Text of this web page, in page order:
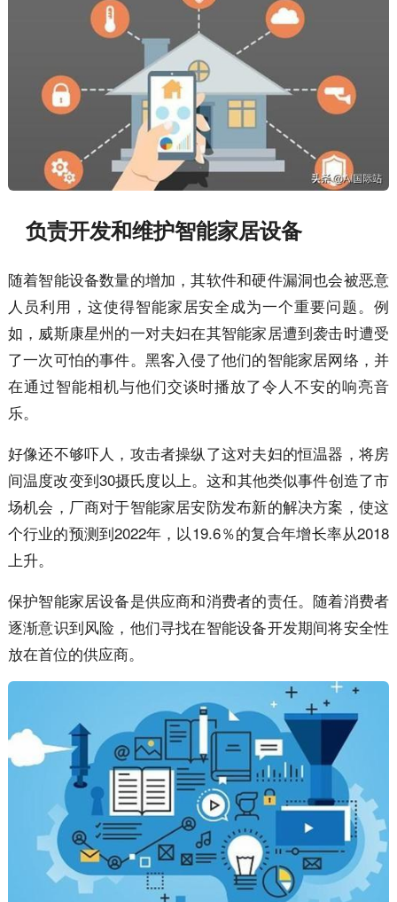
负责开发和维护智能家居设备
随着智能设备数量的增加，其软件和硬件漏洞也会被恶意
人员利用，这使得智能家居安全成为一个重要问题。例
如，威斯康星州的一对夫妇在其智能家居遭到袭击时遭受
了一次可怕的事件。黑客入侵了他们的智能家居网络，并
在通过智能相机与他们交谈时播放了令人不安的响亮音
乐。
好像还不够吓人，攻击者操纵了这对夫妇的恒温器，将房
间温度改变到30摄氏度以上。这和其他类似事件创造了市
场机会，厂商对于智能家居安防发布新的解决方案，使这
个行业的预测到2022年，以19.6％的复合年增长率从2018
上升。
保护智能家居设备是供应商和消费者的责任。随着消费者
逐渐意识到风险，他们寻找在智能设备开发期间将安全性
放在首位的供应商。